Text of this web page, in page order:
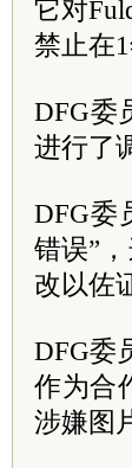
它对
禁止在
DFG委
进行了
DFG委
错误”
改以佐
DFG委
作为合
涉嫌图